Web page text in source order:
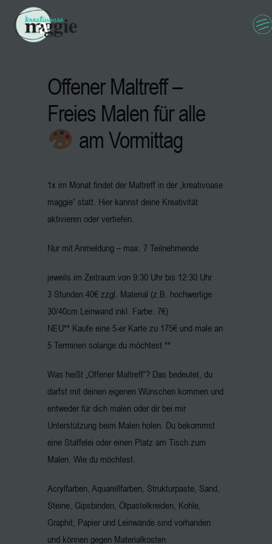
Offener Maltreff –
Freies Malen für alle
am Vormittag
1x im Monat findet der Maltreff in der „kreativoase
maggie“ statt. Hier kannst deine Kreativität
aktivieren oder vertiefen.
Nur mit Anmeldung – max. 7 Teilnehmende
jeweils im Zeitraum von 9:30 Uhr bis 12:30 Uhr
3 Stunden 40€ zzgl. Material (z.B. hochwertige
30/40cm Leinwand inkl. Farbe: 7€)
NEU** Kaufe eine 5-er Karte zu 175€ und male an
5 Terminen solange du möchtest **
Was heißt „Offener Maltreff“? Das bedeutet, du
darfst mit deinen eigenen Wünschen kommen und
entweder für dich malen oder dir bei mir
Unterstützung beim Malen holen. Du bekommst
eine Staffelei oder einen Platz am Tisch zum
Malen. Wie du möchtest.
Acrylfarben, Aquarellfarben, Strukturpaste, Sand,
Steine, Gipsbinden, Ölpastelkreiden, Kohle,
Graphit, Papier und Leinwände sind vorhanden
und können gegen Materialkosten